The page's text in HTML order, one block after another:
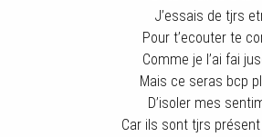
J’essais de tjrs
Pour t’ecouter te
Comme je l’ai fai
Mais ce seras bcp
D’isoler mes
Car ils sont tjrs